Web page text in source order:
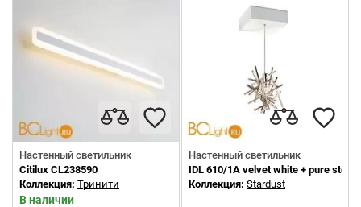
Настенный светильник
Citilux CL238590
Коллекция: Тринити
В наличии
Настенный светильник
IDL 610/1A velvet white + pure steel
Коллекция: Stardust